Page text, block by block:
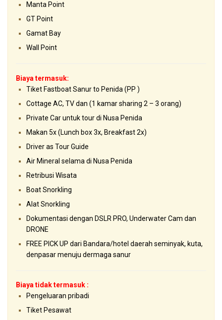
Manta Point
GT Point
Gamat Bay
Wall Point
Biaya termasuk:
Tiket Fastboat Sanur to Penida (PP )
Cottage AC, TV dan (1 kamar sharing 2 – 3 orang)
Private Car untuk tour di Nusa Penida
Makan 5x (Lunch box 3x, Breakfast 2x)
Driver as Tour Guide
Air Mineral selama di Nusa Penida
Retribusi Wisata
Boat Snorkling
Alat Snorkling
Dokumentasi dengan DSLR PRO, Underwater Cam dan
DRONE
FREE PICK UP dari Bandara/hotel daerah seminyak, kuta,
denpasar menuju dermaga sanur
Biaya tidak termasuk :
Pengeluaran pribadi
Tiket Pesawat